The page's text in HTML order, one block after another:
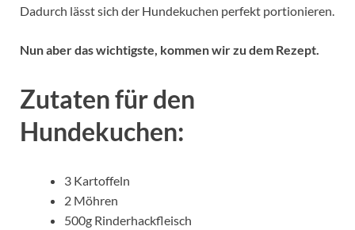
Dadurch lässt sich der Hundekuchen perfekt portionieren.
Nun aber das wichtigste, kommen wir zu dem Rezept.
Zutaten für den
Hundekuchen:
3 Kartoffeln
2 Möhren
500g Rinderhackfleisch